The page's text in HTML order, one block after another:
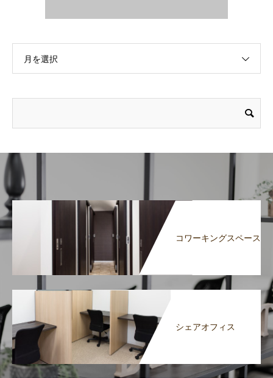
月を選択
コワーキングスペース
シェアオフィス